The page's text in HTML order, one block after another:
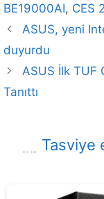
BE19000AI, CES
ASUS, yeni
duyurdu
ASUS İlk TUF
Tanıttı
Tasviye